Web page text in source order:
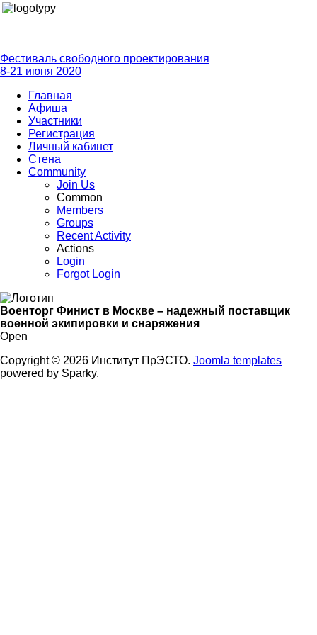
Фестиваль свободного проектирования
8-21 июня 2020
Главная
Афиша
Участники
Регистрация
Личный кабинет
Стена
Community
Join Us
Common
Members
Groups
Recent Activity
Actions
Login
Forgot Login
Военторг Финист в Москве – надежный поставщик
военной экипировки и снаряжения
Open
Copyright © 2026 Институт ПрЭСТО. Joomla templates
powered by Sparky.